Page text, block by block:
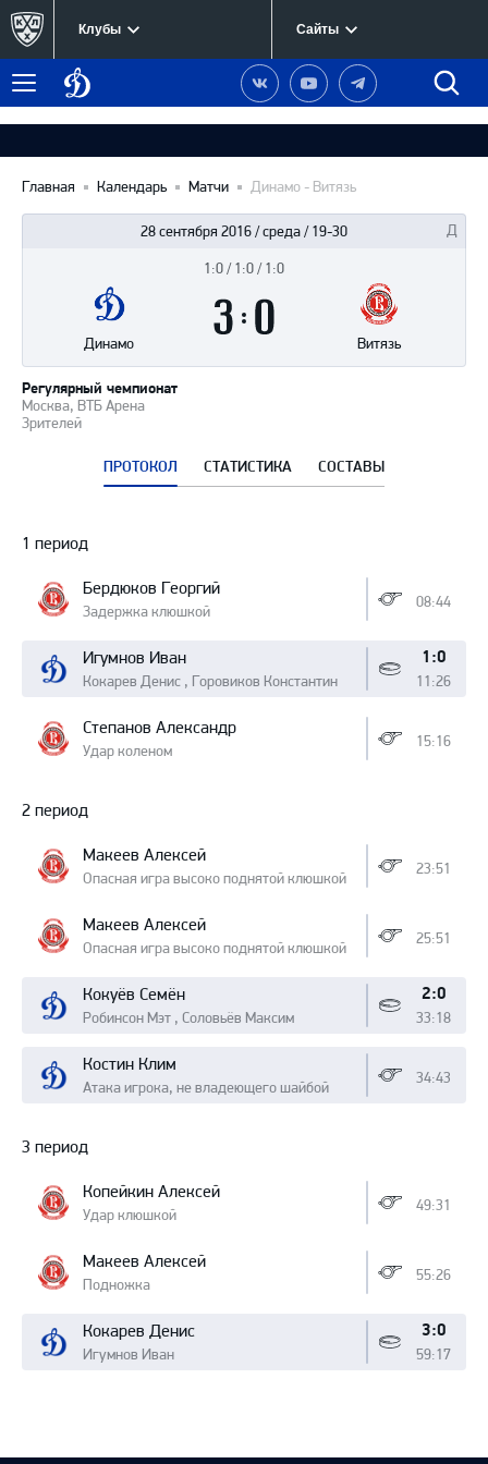
Клубы Сайты
Меню
Динамо
Москва
Наша
группа
Вконтакте
Наш
канал
YouTube
Наш
канал
Telegram
Главная Календарь Матчи Динамо - Витязь
28 сентября 2016 / среда / 19-30
Москва, ВТБ Арена
Зрителей
Регулярный чемпионат
матча
1:0 / 1:0 / 1:0
Динамо Витязь
ПРОТОКОЛ СТАТИСТИКА СОСТАВЫ
Протокол
1 период
Бердюков Георгий
Задержка клюшкой
08:44
Игумнов Иван
Кокарев Денис , Горовиков Константин
1:0
11:26
Степанов Александр
Удар коленом
15:16
2 период
Макеев Алексей
Опасная игра высоко поднятой клюшкой
23:51
Макеев Алексей
Опасная игра высоко поднятой клюшкой
25:51
Кокуёв Семён
Робинсон Мэт , Соловьёв Максим
2:0
33:18
Костин Клим
Атака игрока, не владеющего шайбой
34:43
3 период
Копейкин Алексей
Удар клюшкой
49:31
Макеев Алексей
Подножка
55:26
Кокарев Денис
Игумнов Иван
3:0
59:17